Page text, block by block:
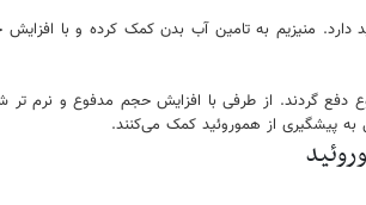
منیزیم به تامین آب بدن کمک کرده و با
گردند. از طرفی با افزایش حجم مدفوع و نرم
به پیشگیری از هموروئید کمک می‌کنند.